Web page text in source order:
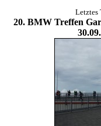
Letztes
20. BMW Treffen